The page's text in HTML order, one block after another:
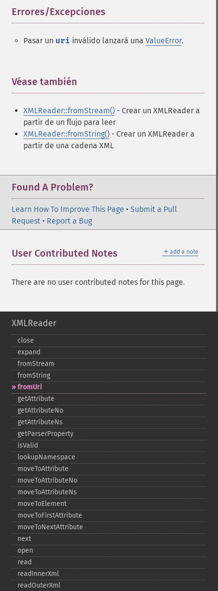
Errores/Excepciones
Pasar un uri inválido lanzará una ValueError.
Véase también
XMLReader::fromStream() - Crear un XMLReader a
partir de un flujo para leer
XMLReader::fromString() - Crear un XMLReader a
partir de una cadena XML
Found A Problem?
Learn How To Improve This Page • Submit a Pull
Request • Report a Bug
＋ add a note
User Contributed Notes
There are no user contributed notes for this page.
XMLReader
close
expand
fromStream
fromString
fromUri
getAttribute
getAttributeNo
getAttributeNs
getParserProperty
isValid
lookupNamespace
moveToAttribute
moveToAttributeNo
moveToAttributeNs
moveToElement
moveToFirstAttribute
moveToNextAttribute
next
open
read
readInnerXml
readOuterXml